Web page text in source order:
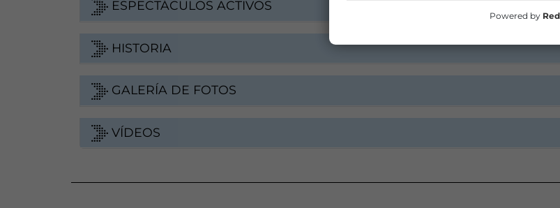
ESPECTÁCULOS ACTIVOS
HISTORIA
GALERÍA DE FOTOS
VÍDEOS
Powered by